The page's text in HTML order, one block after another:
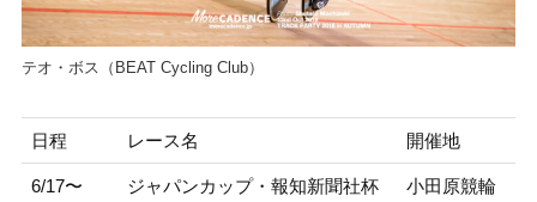
テオ・ボス（BEAT Cycling Club）
日程 レース名 開催地
6/17〜
ジャパンカップ・報知新聞社杯
小田原競輪